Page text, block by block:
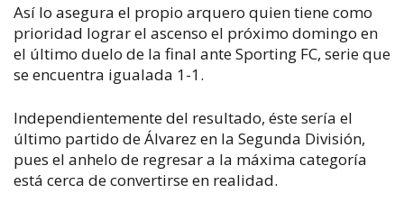
Así lo asegura el propio arquero quien tiene como
prioridad lograr el ascenso el próximo domingo en
el último duelo de la final ante Sporting FC, serie que
se encuentra igualada 1-1.
Independientemente del resultado, éste sería el
último partido de Álvarez en la Segunda División,
pues el anhelo de regresar a la máxima categoría
está cerca de convertirse en realidad.